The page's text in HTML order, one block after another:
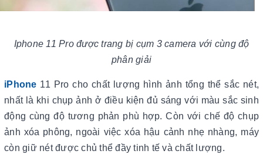
Iphone 11 Pro được trang bị cụm 3 camera với cùng độ
phân giải
iPhone 11 Pro cho chất lượng hình ảnh tổng thể sắc nét,
nhất là khi chụp ảnh ở điều kiện đủ sáng với màu sắc sinh
động cùng độ tương phản phù hợp. Còn với chế độ chụp
ảnh xóa phông, ngoài việc xóa hậu cảnh nhẹ nhàng, máy
còn giữ nét được chủ thể đầy tinh tế và chất lượng.